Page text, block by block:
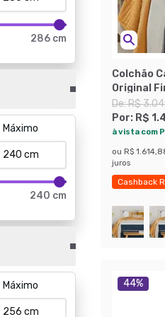
286 cm
Máximo
240 cm
Máximo
Colchão
Original
Branco
De:R$
Por: R$
à vista com
ou R$
juros
Cashback
44%